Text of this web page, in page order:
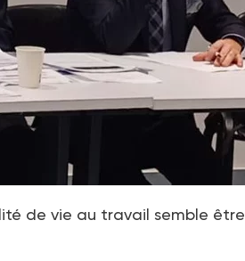
de vie au travail semble être